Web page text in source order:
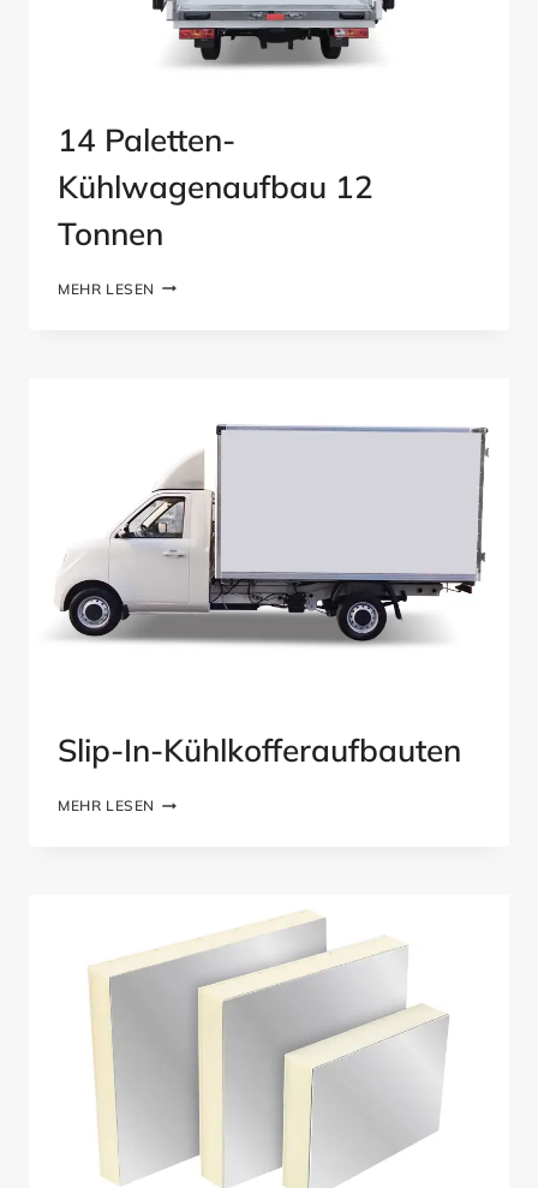
14 Paletten-
Kühlwagenaufbau 12
Tonnen
MEHR LESEN 14
Slip-In-Kühlkofferaufbauten
MEHR LESEN SLIP-